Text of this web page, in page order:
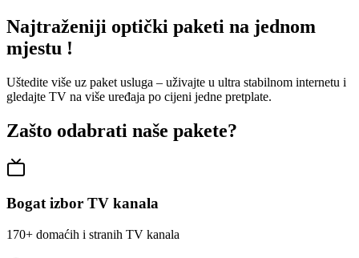
Najtraženiji optički paketi na jednom
mjestu !
Uštedite više uz paket usluga – uživajte u ultra stabilnom internetu i
gledajte TV na više uređaja po cijeni jedne pretplate.
Zašto odabrati naše pakete?
Bogat izbor TV kanala
170+ domaćih i stranih TV kanala